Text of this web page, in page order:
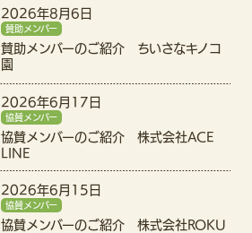
2026年8月6日
賛助メンバー
賛助メンバーのご紹介 ちいさなキノコ
園
2026年6月17日
協賛メンバー
協賛メンバーのご紹介 株式会社ACE
LINE
2026年6月15日
協賛メンバー
協賛メンバーのご紹介 株式会社ROKU